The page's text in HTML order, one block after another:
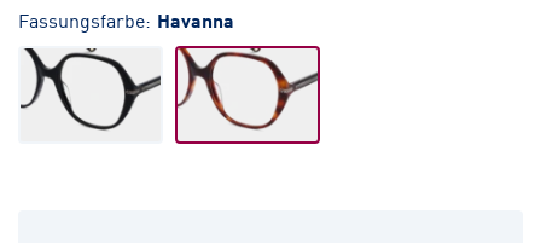
Fassungsfarbe: Havanna